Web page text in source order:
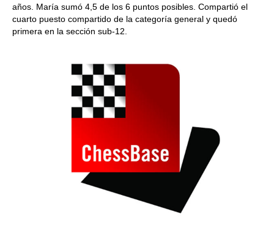
años. María sumó 4,5 de los 6 puntos posibles. Compartió el
cuarto puesto compartido de la categoría general y quedó
primera en la sección sub-12.